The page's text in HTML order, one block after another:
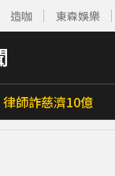
造咖 東森娛樂
律師詐慈濟10億